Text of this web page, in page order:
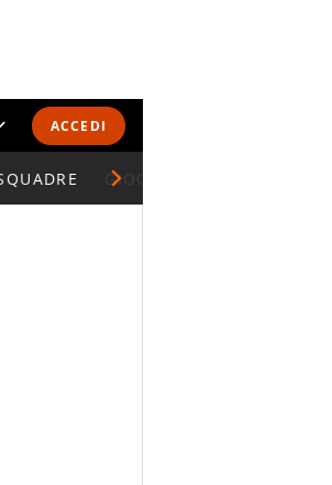
ACCEDI
E CLASSIFICHEGIOCATORI SERIE A